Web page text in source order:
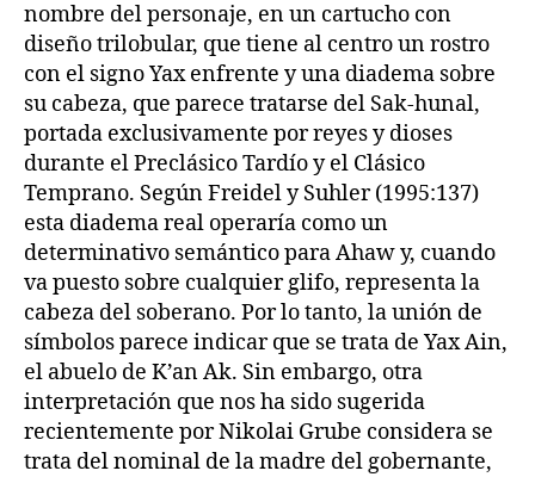
nombre del personaje, en un cartucho con
diseño trilobular, que tiene al centro un rostro
con el signo Yax enfrente y una diadema sobre
su cabeza, que parece tratarse del Sak-hunal,
portada exclusivamente por reyes y dioses
durante el Preclásico Tardío y el Clásico
Temprano. Según Freidel y Suhler (1995:137)
esta diadema real operaría como un
determinativo semántico para Ahaw y, cuando
va puesto sobre cualquier glifo, representa la
cabeza del soberano. Por lo tanto, la unión de
símbolos parece indicar que se trata de Yax Ain,
el abuelo de K’an Ak. Sin embargo, otra
interpretación que nos ha sido sugerida
recientemente por Nikolai Grube considera se
trata del nominal de la madre del gobernante,